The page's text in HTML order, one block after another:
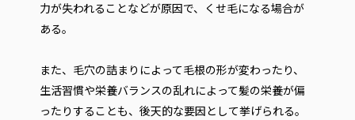
力が失われることなどが原因で、くせ毛になる場合が
ある。
また、毛穴の詰まりによって毛根の形が変わったり、
生活習慣や栄養バランスの乱れによって髪の栄養が偏
ったりすることも、後天的な要因として挙げられる。